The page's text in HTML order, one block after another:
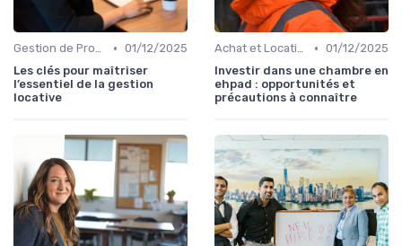
Gestion de Propriété • 01/12/2025
Les clés pour maîtriser
l’essentiel de la gestion
locative
Achat et Location de Biens Immobiliers • 01/12/2025
Investir dans une chambre en
ehpad : opportunités et
précautions à connaître